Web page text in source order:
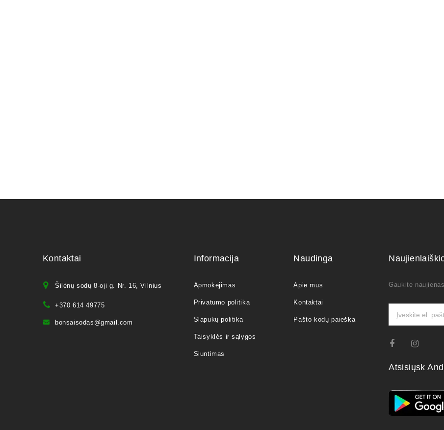
Kontaktai
Šilėnų sodų 8-oji g. Nr. 16, Vilnius
+370 614 49775
bonsaisodas@gmail.com
Informacija
Apmokėjimas
Privatumo politika
Slapukų politika
Taisyklės ir sąlygos
Siuntimas
Naudinga
Apie mus
Kontaktai
Pašto kodų paieška
Gaukite
Atsisiųsk